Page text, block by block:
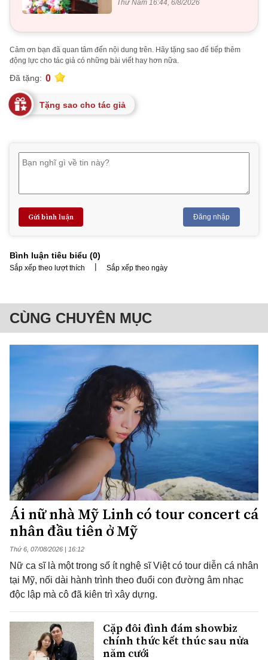
Thứ Năm 16:44, 6/8/2026
Cảm ơn bạn đã quan tâm đến nội dung trên. Hãy tặng sao để tiếp thêm
động lực cho tác giả có những bài viết hay hơn nữa.
Đã tặng: 0
Tặng sao cho tác giả
Gửi bình luận Đăng nhập
Bình luận tiêu biểu (0)
Sắp xếp theo lượt thích | Sắp xếp theo ngày
CÙNG CHUYÊN MỤC
Ái nữ nhà Mỹ Linh có tour concert cá
nhân đầu tiên ở Mỹ
Thứ 6, 07/08/2026 | 16:12
Nữ ca sĩ là một trong số ít nghệ sĩ Việt có tour diễn cá nhân
tại Mỹ, nối dài hành trình theo đuổi con đường âm nhạc
độc lập mà cô đã kiên trì xây dựng.
Cặp đôi đình đám showbiz
chính thức kết thúc sau nửa
năm cưới